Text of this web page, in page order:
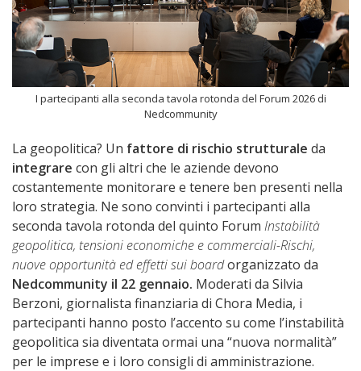
I partecipanti alla seconda tavola rotonda del Forum 2026 di
Nedcommunity
La geopolitica? Un fattore di rischio strutturale da
integrare con gli altri che le aziende devono
costantemente monitorare e tenere ben presenti nella
loro strategia. Ne sono convinti i partecipanti alla
seconda tavola rotonda del quinto Forum Instabilità
geopolitica, tensioni economiche e commerciali-Rischi,
nuove opportunità ed effetti sui boardorganizzato da
Nedcommunity il 22 gennaio. Moderati da Silvia
Berzoni, giornalista finanziaria di Chora Media, i
partecipanti hanno posto l’accento su come l’instabilità
geopolitica sia diventata ormai una “nuova normalità”
per le imprese e i loro consigli di amministrazione.